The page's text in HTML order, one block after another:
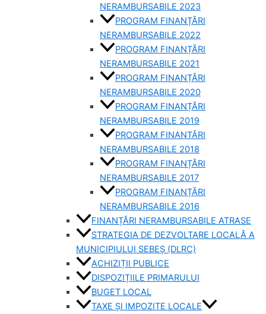
NERAMBURSABILE 2023
PROGRAM FINANȚĂRI
NERAMBURSABILE 2022
PROGRAM FINANȚĂRI
NERAMBURSABILE 2021
PROGRAM FINANȚĂRI
NERAMBURSABILE 2020
PROGRAM FINANȚĂRI
NERAMBURSABILE 2019
PROGRAM FINANTĂRI
NERAMBURSABILE 2018
PROGRAM FINANȚĂRI
NERAMBURSABILE 2017
PROGRAM FINANȚĂRI
NERAMBURSABILE 2016
FINANȚĂRI NERAMBURSABILE ATRASE
STRATEGIA DE DEZVOLTARE LOCALĂ A
MUNICIPIULUI SEBEȘ (DLRC)
ACHIZIȚII PUBLICE
DISPOZIȚIILE PRIMARULUI
BUGET LOCAL
TAXE ȘI IMPOZITE LOCALE